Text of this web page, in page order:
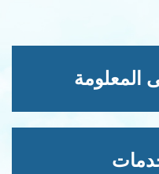
المعلومة